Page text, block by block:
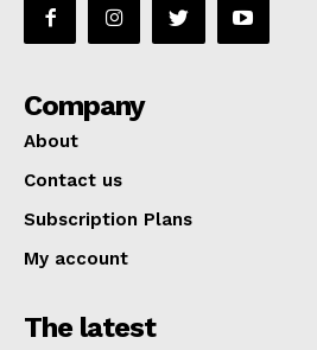
Company
About
Contact us
Subscription Plans
My account
The latest